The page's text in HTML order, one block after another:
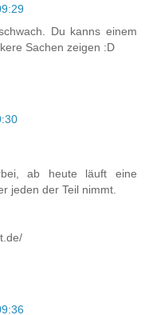
Du kanns einem
Sachen zeigen :D
ab heute läuft eine
jeden der Teil nimmt.